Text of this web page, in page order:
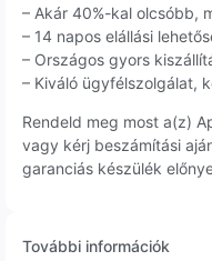
– Akár 40%-kal olcsóbb,
– 14 napos elállási
– Országos gyors
– Kiváló ügyfélszolgálat,
Rendeld meg most a(z)
vagy kérj beszámítási
garanciás készülék
További információk